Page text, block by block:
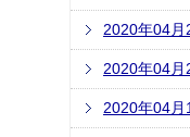
2020年04月
2020年04月
2020年04月